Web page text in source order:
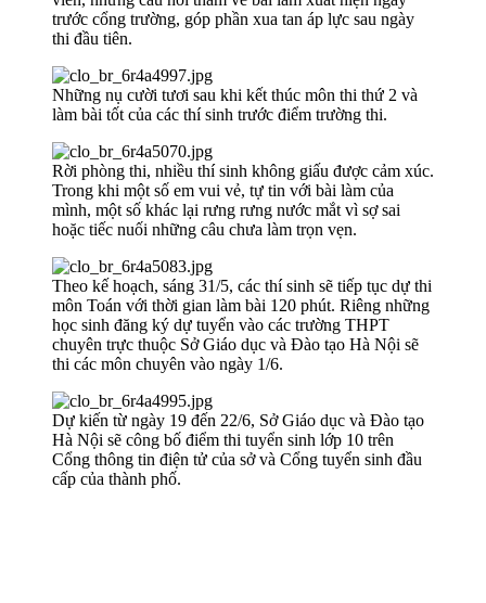
trước cổng trường, góp phần xua tan áp lực sau ngày
thi đầu tiên.
Những nụ cười tươi sau khi kết thúc môn thi thứ 2 và
làm bài tốt của các thí sinh trước điểm trường thi.
Rời phòng thi, nhiều thí sinh không giấu được cảm xúc.
Trong khi một số em vui vẻ, tự tin với bài làm của
mình, một số khác lại rưng rưng nước mắt vì sợ sai
hoặc tiếc nuối những câu chưa làm trọn vẹn.
Theo kế hoạch, sáng 31/5, các thí sinh sẽ tiếp tục dự thi
môn Toán với thời gian làm bài 120 phút. Riêng những
học sinh đăng ký dự tuyển vào các trường THPT
chuyên trực thuộc Sở Giáo dục và Đào tạo Hà Nội sẽ
thi các môn chuyên vào ngày 1/6.
Dự kiến từ ngày 19 đến 22/6, Sở Giáo dục và Đào tạo
Hà Nội sẽ công bố điểm thi tuyển sinh lớp 10 trên
Cổng thông tin điện tử của sở và Cổng tuyển sinh đầu
cấp của thành phố.